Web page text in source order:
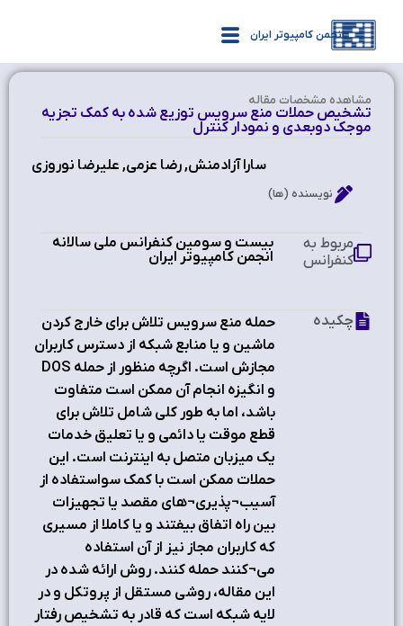
انجمن کامپیوتر ایران
مشاهده‌ مشخصات مقاله
تشخیص حملات منع سرویس توزیع شده به کمک تجزیه
موجک دوبعدی و نمودار کنترل
سارا آزادمنش, رضا عزمی, علیرضا نوروزی
نویسنده (ها)
بیست و سومین کنفرانس ملی سالانه
انجمن کامپیوتر ایران
مربوط به
کنفرانس
حمله منع سرویس تلاش برای خارج کردن
ماشین و یا منابع شبکه از دسترس کاربران
مجازش است. اگرچه منظور از حمله DOS
و انگیزه انجام آن ممکن است متفاوت
باشد، اما به طور کلی شامل تلاش برای
قطع موقت یا دائمی و یا تعلیق خدمات
یک میزبان متصل به اینترنت است. این
حملات ممکن است با کمک سواستفاده از
آسیب¬پذیری¬های مقصد یا تجهیزات
بین راه اتفاق بیفتند و یا کاملا از مسیری
که کاربران مجاز نیز از آن استفاده
می¬کنند حمله کنند. روش ارائه شده در
این مقاله، روشی مستقل از پروتکل و در
لایه شبکه است که قادر به تشخیص رفتار
چکیده